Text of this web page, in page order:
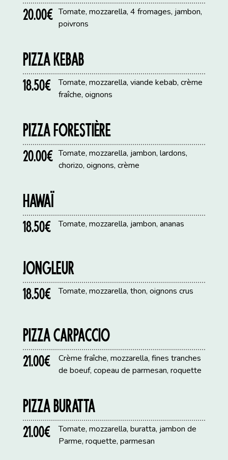
20.00€ Tomate, mozzarella, 4 fromages, jambon,
poivrons
PIZZA KEBAB
18.50€
Tomate, mozzarella, viande kebab, crème
fraîche, oignons
PIZZA FORESTIÈRE
20.00€ Tomate, mozzarella, jambon, lardons,
chorizo, oignons, crème
HAWAÏ
18.50€ Tomate, mozzarella, jambon, ananas
JONGLEUR
18.50€ Tomate, mozzarella, thon, oignons crus
PIZZA CARPACCIO
21.00€
Crème fraîche, mozzarella, fines tranches
de boeuf, copeau de parmesan, roquette
PIZZA BURATTA
21.00€
Tomate, mozzarella, buratta, jambon de
Parme, roquette, parmesan